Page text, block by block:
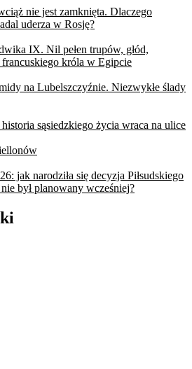
nie jest zamknięta. Dlaczego
uderza w Rosję?
IX. Nil pełen trupów, głód,
króla w Egipcie
na Lubelszczyźnie. Niezwykłe ślady
sąsiedzkiego życia wraca na ulice
jak narodziła się decyzja Piłsudskiego
był planowany wcześniej?